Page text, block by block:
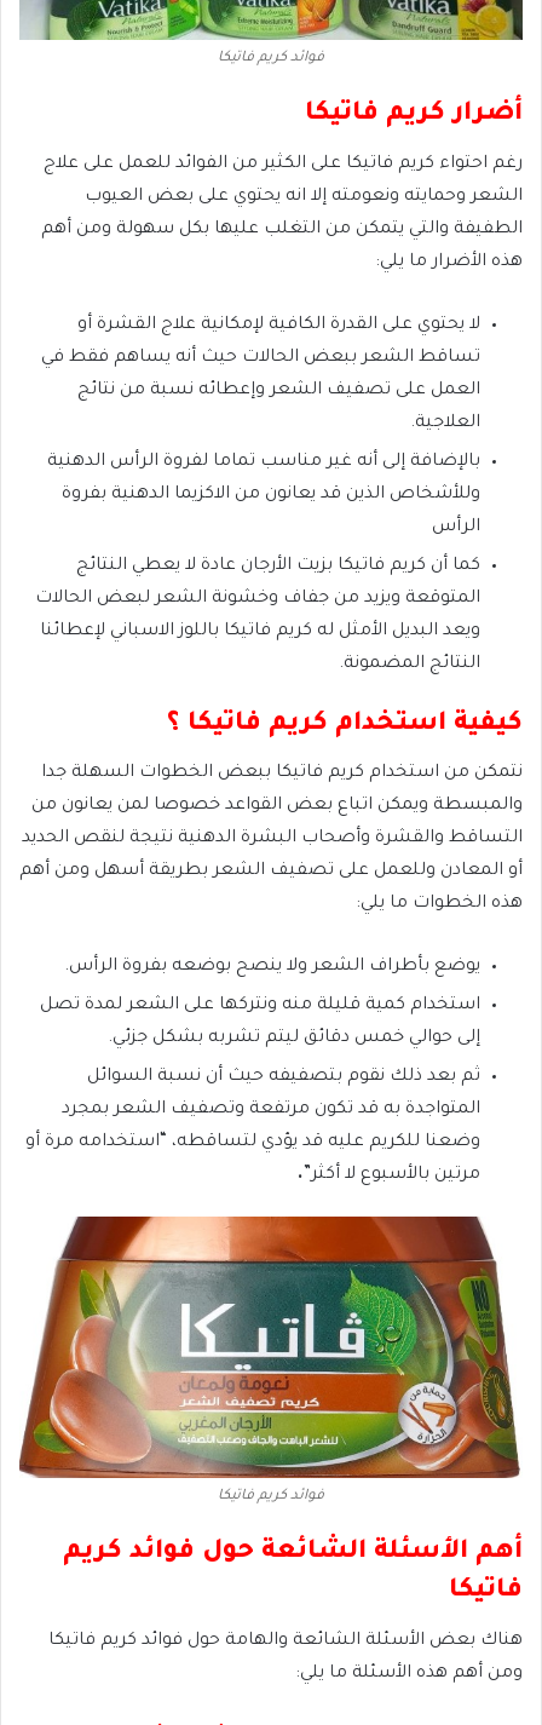
فوائد كريم فاتيكا
أضرار كريم فاتيكا
رغم احتواء كريم فاتيكا على الكثير من الفوائد للعمل على علاج
الشعر وحمايته ونعومته إلا انه يحتوي على بعض العيوب
الطفيفة والتي يتمكن من التغلب عليها بكل سهولة ومن أهم
هذه الأضرار ما يلي:
لا يحتوي على القدرة الكافية لإمكانية علاج القشرة أو
تساقط الشعر ببعض الحالات حيث أنه يساهم فقط في
العمل على تصفيف الشعر وإعطائه نسبة من نتائج
العلاجية.
بالإضافة إلى أنه غير مناسب تماما لفروة الرأس الدهنية
وللأشخاص الذين قد يعانون من الاكزيما الدهنية بفروة
الرأس
كما أن كريم فاتيكا بزيت الأرجان عادة لا يعطي النتائج
المتوقعة ويزيد من جفاف وخشونة الشعر لبعض الحالات
ويعد البديل الأمثل له كريم فاتيكا باللوز الاسباني لإعطائنا
النتائج المضمونة.
كيفية استخدام كريم فاتيكا ؟
نتمكن من استخدام كريم فاتيكا ببعض الخطوات السهلة جدا
والمبسطة ويمكن اتباع بعض القواعد خصوصا لمن يعانون من
التساقط والقشرة وأصحاب البشرة الدهنية نتيجة لنقص الحديد
أو المعادن وللعمل على تصفيف الشعر بطريقة أسهل ومن أهم
هذه الخطوات ما يلي:
يوضع بأطراف الشعر ولا ينصح بوضعه بفروة الرأس.
استخدام كمية قليلة منه ونتركها على الشعر لمدة تصل
إلى حوالي خمس دقائق ليتم تشربه بشكل جزئي.
ثم بعد ذلك نقوم بتصفيفه حيث أن نسبة السوائل
المتواجدة به قد تكون مرتفعة وتصفيف الشعر بمجرد
وضعنا للكريم عليه قد يؤدي لتساقطه، “استخدامه مرة أو
مرتين بالأسبوع لا أكثر”.
فوائد كريم فاتيكا
أهم الأسئلة الشائعة حول فوائد كريم
فاتيكا
هناك بعض الأسئلة الشائعة والهامة حول فوائد كريم فاتيكا
ومن أهم هذه الأسئلة ما يلي: